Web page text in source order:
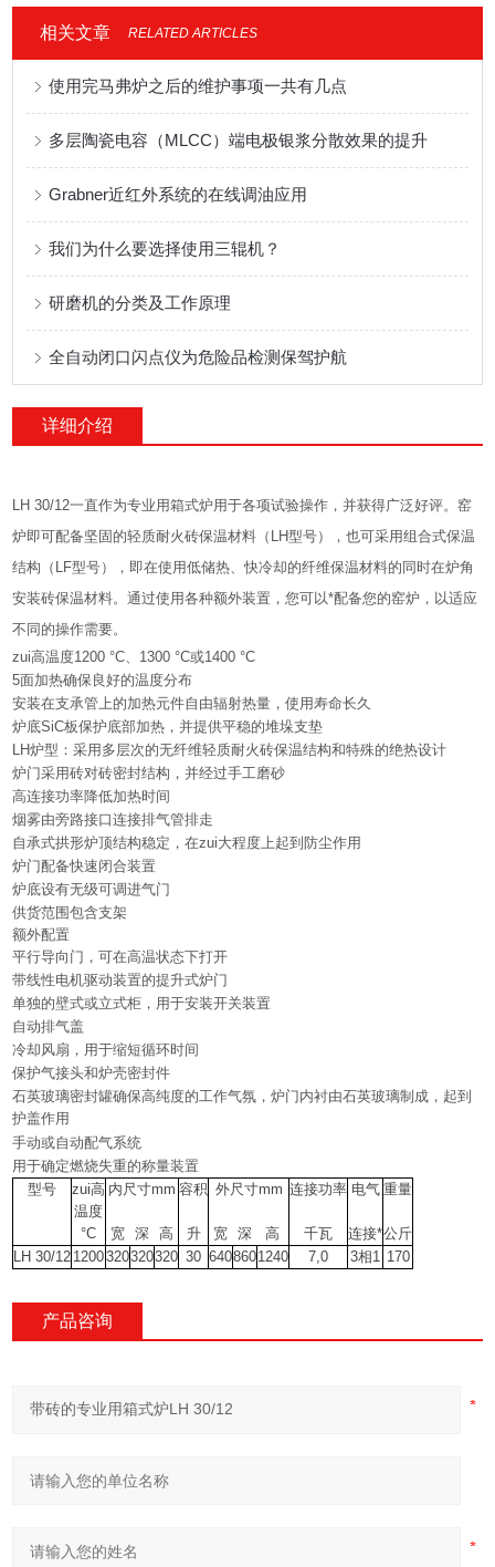
相关文章 RELATED ARTICLES
使用完马弗炉之后的维护事项一共有几点
多层陶瓷电容（MLCC）端电极银浆分散效果的提升
Grabner近红外系统的在线调油应用
我们为什么要选择使用三辊机？
研磨机的分类及工作原理
全自动闭口闪点仪为危险品检测保驾护航
详细介绍
LH 30/12一直作为专业用箱式炉用于各项试验操作，并获得广泛好评。窑
炉即可配备坚固的轻质耐火砖保温材料（LH型号），也可采用组合式保温
结构（LF型号），即在使用低储热、快冷却的纤维保温材料的同时在炉角
安装砖保温材料。通过使用各种额外装置，您可以*配备您的窑炉，以适应
不同的操作需要。
zui高温度1200 °C、1300 °C或1400 °C
5面加热确保良好的温度分布
安装在支承管上的加热元件自由辐射热量，使用寿命长久
炉底SiC板保护底部加热，并提供平稳的堆垛支垫
LH炉型：采用多层次的无纤维轻质耐火砖保温结构和特殊的绝热设计
炉门采用砖对砖密封结构，并经过手工磨砂
高连接功率降低加热时间
烟雾由旁路接口连接排气管排走
自承式拱形炉顶结构稳定，在zui大程度上起到防尘作用
炉门配备快速闭合装置
炉底设有无级可调进气门
供货范围包含支架
额外配置
平行导向门，可在高温状态下打开
带线性电机驱动装置的提升式炉门
单独的壁式或立式柜，用于安装开关装置
自动排气盖
冷却风扇，用于缩短循环时间
保护气接头和炉壳密封件
石英玻璃密封罐确保高纯度的工作气氛，炉门内衬由石英玻璃制成，起到
护盖作用
手动或自动配气系统
用于确定燃烧失重的称量装置
型号
zui高 内尺寸mm 容积 外尺寸mm 连接功率 电气 重量
温度
°C
宽 深 高 升 宽 深 高 千瓦 连接*公斤
LH 30/12 1200320320320 30 6408601240 7,0 3相1 170
产品咨询